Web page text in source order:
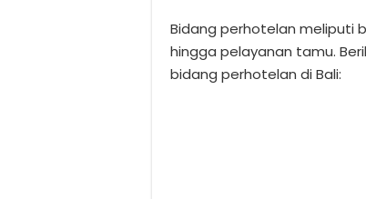
Bidang perhotelan meliputi
hingga pelayanan tamu.
bidang perhotelan di Bali: